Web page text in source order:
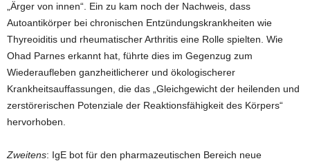
„Ärger von innen“. Ein zu kam noch der Nachweis, dass
Autoantikörper bei chronischen Entzündungskrankheiten wie
Thyreoiditis und rheumatischer Arthritis eine Rolle spielten. Wie
Ohad Parnes erkannt hat, führte dies im Gegenzug zum
Wiederaufleben ganzheitlicherer und ökologischerer
Krankheitsauffassungen, die das „Gleichgewicht der heilenden und
zerstörerischen Potenziale der Reaktionsfähigkeit des Körpers“
hervorhoben.
Zweitens: IgE bot für den pharmazeutischen Bereich neue